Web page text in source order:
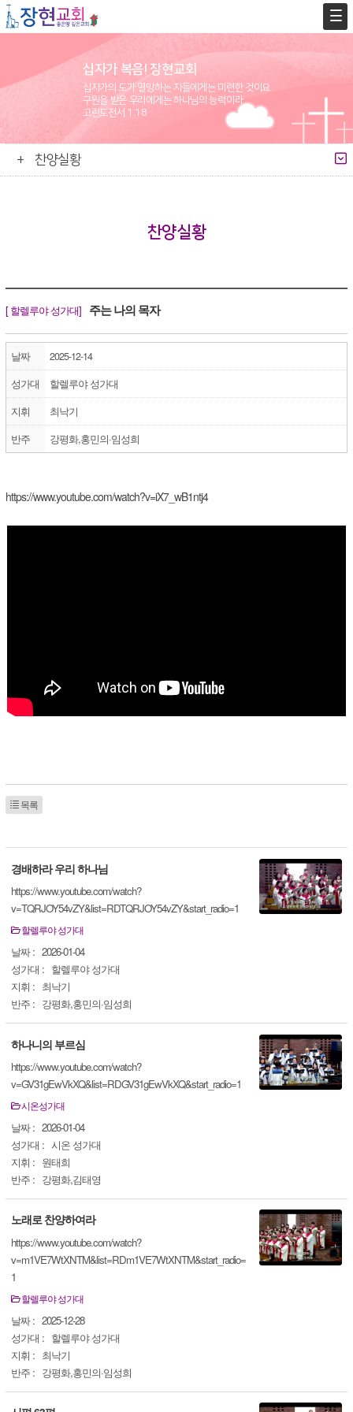
십자가 복음! 장현교회
십자가의 도가 멸망하는 자들에게는 미련한 것이요
구원을 받은 우리에게는 하나님의 능력이라
고린도전서 1:18
찬양실황
찬양실황
[ 할렐루야 성가대] 주는 나의 목자
날짜
2025-12-14
성가대
할렐루야 성가대
지휘
최낙기
반주
강평화,홍민의·임성희
https://www.youtube.com/watch?v=iX7_wB1ntj4
목록
경배하라 우리 하나님
https://www.youtube.com/watch?
v=TQRJOY54vZY&list=RDTQRJOY54vZY&start_radio=1
할렐루야 성가대
날짜 : 2026-01-04
성가대 : 할렐루야 성가대
지휘 : 최낙기
반주 : 강평화,홍민의·임성희
하나니의 부르심
https://www.youtube.com/watch?
v=GV31gEwVkXQ&list=RDGV31gEwVkXQ&start_radio=1
시온성가대
날짜 : 2026-01-04
성가대 : 시온 성가대
지휘 : 원태희
반주 : 강평화,김태영
노래로 찬양하여라
https://www.youtube.com/watch?
v=m1VE7WtXNTM&list=RDm1VE7WtXNTM&start_radio=
1
할렐루야 성가대
날짜 : 2025-12-28
성가대 : 할렐루야 성가대
지휘 : 최낙기
반주 : 강평화,홍민의·임성희